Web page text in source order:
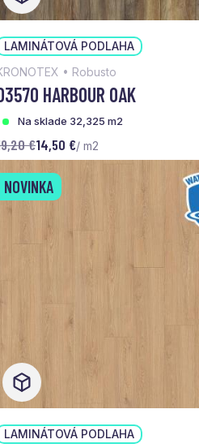
LAMINÁTOVÁ PODLAHA
• Robusto
HARBOUR OAK
Na sklade 32,325 m2
€14,50 €/ m2
NOVINKA
LAMINÁTOVÁ PODLAHA